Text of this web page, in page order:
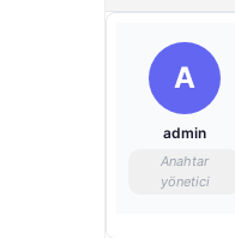
A
admin
Anahtar
yönetici